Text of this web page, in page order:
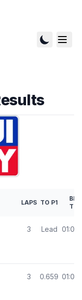
LAPS TO P1
3 Lead
3 0.659